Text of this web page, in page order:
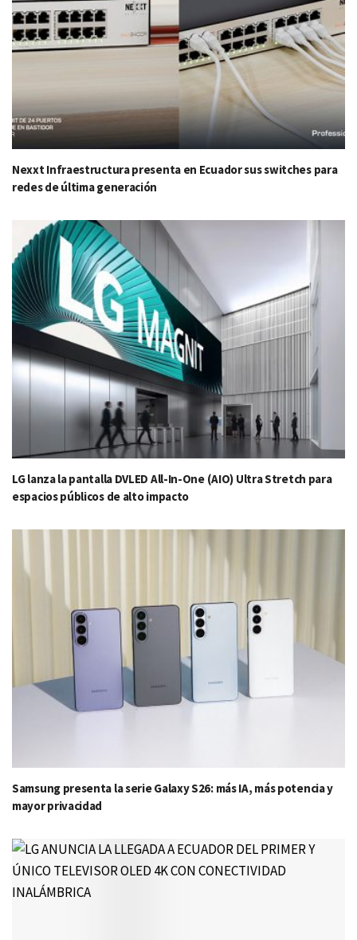
Nexxt Infraestructura presenta en Ecuador sus switches para
redes de última generación
LG lanza la pantalla DVLED All-In-One (AIO) Ultra Stretch para
espacios públicos de alto impacto
Samsung presenta la serie Galaxy S26: más IA, más potencia y
mayor privacidad